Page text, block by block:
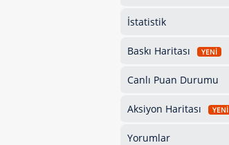
İstatistik
Baskı Haritası YENİ
Canlı Puan Durumu
Aksiyon Haritası YENİ
Yorumlar